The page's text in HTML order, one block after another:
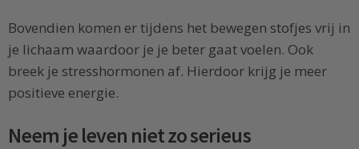
Bovendien komen er tijdens het bewegen stofjes vrij in
je lichaam waardoor je je beter gaat voelen. Ook
breek je stresshormonen af. Hierdoor krijg je meer
positieve energie.
Neem je leven niet zo serieus